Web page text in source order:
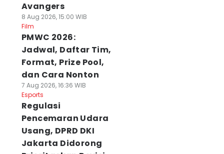
Avangers
8 Aug 2026, 15:00 WIB
Film
PMWC 2026:
Jadwal, Daftar Tim,
Format, Prize Pool,
dan Cara Nonton
7 Aug 2026, 16:36 WIB
Esports
Regulasi
Pencemaran Udara
Usang, DPRD DKI
Jakarta Didorong